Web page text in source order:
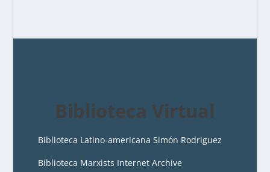
Biblioteca Virtual
Biblioteca Latino-americana Simón Rodriguez
Biblioteca Marxists Internet Archive